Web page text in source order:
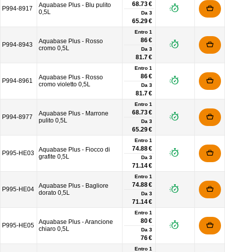
P994-8917
Aquabase Plus - Blu pulito
0,5L
68.73 €
Da 3
65.29 €
P994-8943
Aquabase Plus - Rosso
cromo 0,5L
Entro 1
86 €
Da 3
81.7 €
P994-8961
Aquabase Plus - Rosso
cromo violetto 0,5L
Entro 1
86 €
Da 3
81.7 €
P994-8977
Aquabase Plus - Marrone
pulito 0,5L
Entro 1
68.73 €
Da 3
65.29 €
P995-HE03
Aquabase Plus - Fiocco di
grafite 0,5L
Entro 1
74.88 €
Da 3
71.14 €
P995-HE04
Aquabase Plus - Bagliore
dorato 0,5L
Entro 1
74.88 €
Da 3
71.14 €
P995-HE05
Aquabase Plus - Arancione
chiaro 0,5L
Entro 1
80 €
Da 3
76 €
Entro 1